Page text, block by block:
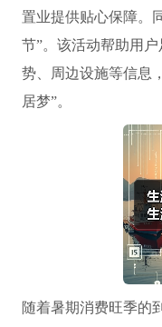
置业提供贴心保障。
节”。该活动帮助用
势、周边设施等信息
居梦”。
随着暑期消费旺季的